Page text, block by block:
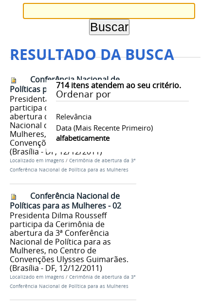
RESULTADO DA BUSCA
714itens atendem ao seu critério.
Ordenar por
Relevância
Data (mais Recente Primeiro)
alfabeticamente
Conferência Nacional de
Políticas para as Mulheres - 01
Presidenta Dilma Rousseff
participa da Cerimônia de
abertura da 3ª Conferência
Nacional de Política para as
Mulheres, no Centro de
Convenções Ulysses Guimarães.
(Brasília - DF, 12/12/2011)
Localizado em Imagens / Cerimônia de abertura da 3ª
Conferência Nacional de Política para as Mulheres
Conferência Nacional de
Políticas para as Mulheres - 02
Presidenta Dilma Rousseff
participa da Cerimônia de
abertura da 3ª Conferência
Nacional de Política para as
Mulheres, no Centro de
Convenções Ulysses Guimarães.
(Brasília - DF, 12/12/2011)
Localizado em Imagens / Cerimônia de abertura da 3ª
Conferência Nacional de Política para as Mulheres